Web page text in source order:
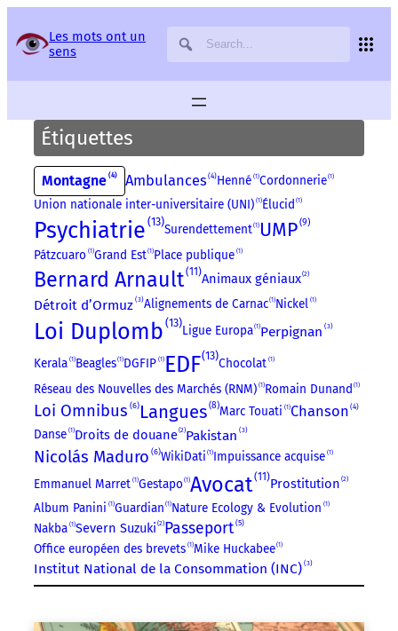
Les mots ont un
sens
Étiquettes
Montagne 4 Ambulances 4 Henné 1 Cordonnerie 1
Union nationale inter-universitaire (UNI) 1 Élucid 1
Psychiatrie 13
Surendettement 1 UMP 9
Pátzcuaro 1 Grand Est 1 Place publique 1
Bernard Arnault 11 Animaux géniaux 2
Détroit d’Ormuz 3 Alignements de Carnac 1 Nickel 1
Loi Duplomb 13
Ligue Europa 1 Perpignan 3
Kerala 1 Beagles 1 DGFIP 1 EDF 13
Chocolat 1
Réseau des Nouvelles des Marchés (RNM) 1 Romain Dunand 1
Loi Omnibus 6 Langues 8 Marc Touati 1 Chanson 4
Danse 1 Droits de douane 2 Pakistan 3
Nicolás Maduro 6 WikiDati 1 Impuissance acquise 1
Emmanuel Marret 1 Gestapo 1 Avocat 11 Prostitution 2
Album Panini 1 Guardian 1 Nature Ecology & Evolution 1
Nakba 1 Severn Suzuki 2 Passeport 5
Office européen des brevets 1 Mike Huckabee 1
Institut National de la Consommation (INC) 3
Panneau de gestion des services